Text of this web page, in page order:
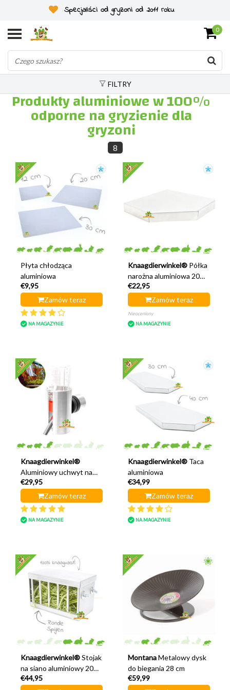
Specjaliści od gryzoni od 2011 roku
0
FILTRY
Produkty aluminiowe w 100%
odporne na gryzienie dla
gryzoni
8
Płyta chłodząca
aluminiowa
€9,95
Zamów teraz
NA MAGAZYNIE
Knaagdierwinkel® Półka
narożna aluminiowa 20
cm
€22,95
Zamów teraz
Nieoceniony
NA MAGAZYNIE
Knaagdierwinkel®
Aluminiowy uchwyt na
butelkę z napojem
€29,95
Zamów teraz
NA MAGAZYNIE
Knaagdierwinkel® Taca
aluminiowa
€34,99
Zamów teraz
NA MAGAZYNIE
Knaagdierwinkel® Stojak
na siano aluminiowy 20
cm
€44,95
Montana Metalowy dysk
do biegania 28 cm
€59,99